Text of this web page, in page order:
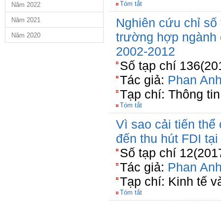
Năm 2022
Năm 2021
Năm 2020
Tóm tắt
Nghiên cứu chỉ
trường hợp ngành
2002-2012
Số tạp chí
Tác giả: Phan
Tạp chí: Thông
Tóm tắt
Vì sao cải tiến thể
đến thu hút FDI
Số tạp chí
Tác giả: Phan
Tạp chí: Kinh tế
Tóm tắt